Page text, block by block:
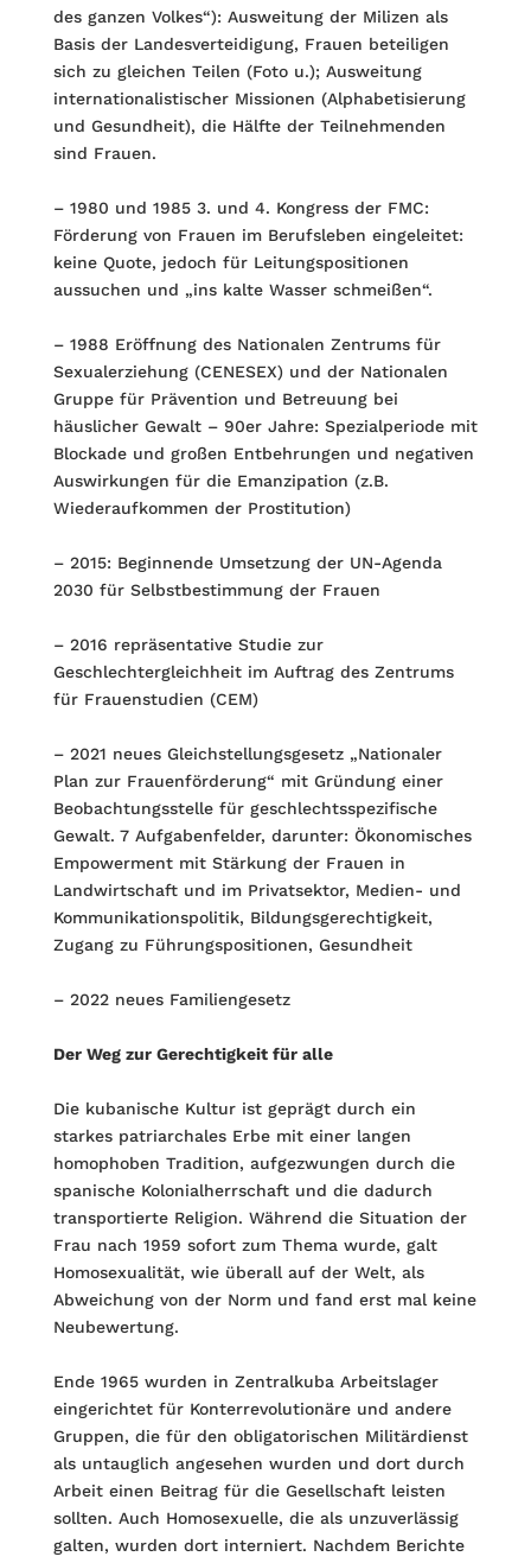
des ganzen Volkes“): Ausweitung der Milizen als
Basis der Landesverteidigung, Frauen beteiligen
sich zu gleichen Teilen (Foto u.); Ausweitung
internationalistischer Missionen (Alphabetisierung
und Gesundheit), die Hälfte der Teilnehmenden
sind Frauen.
– 1980 und 1985 3. und 4. Kongress der FMC:
Förderung von Frauen im Berufsleben eingeleitet:
keine Quote, jedoch für Leitungspositionen
aussuchen und „ins kalte Wasser schmeißen“.
– 1988 Eröffnung des Nationalen Zentrums für
Sexualerziehung (CENESEX) und der Nationalen
Gruppe für Prävention und Betreuung bei
häuslicher Gewalt – 90er Jahre: Spezialperiode mit
Blockade und großen Entbehrungen und negativen
Auswirkungen für die Emanzipation (z.B.
Wiederaufkommen der Prostitution)
– 2015: Beginnende Umsetzung der UN-Agenda
2030 für Selbstbestimmung der Frauen
– 2016 repräsentative Studie zur
Geschlechtergleichheit im Auftrag des Zentrums
für Frauenstudien (CEM)
– 2021 neues Gleichstellungsgesetz „Nationaler
Plan zur Frauenförderung“ mit Gründung einer
Beobachtungsstelle für geschlechtsspezifische
Gewalt. 7 Aufgabenfelder, darunter: Ökonomisches
Empowerment mit Stärkung der Frauen in
Landwirtschaft und im Privatsektor, Medien- und
Kommunikationspolitik, Bildungsgerechtigkeit,
Zugang zu Führungspositionen, Gesundheit
– 2022 neues Familiengesetz
Der Weg zur Gerechtigkeit für alle
Die kubanische Kultur ist geprägt durch ein
starkes patriarchales Erbe mit einer langen
homophoben Tradition, aufgezwungen durch die
spanische Kolonialherrschaft und die dadurch
transportierte Religion. Während die Situation der
Frau nach 1959 sofort zum Thema wurde, galt
Homosexualität, wie überall auf der Welt, als
Abweichung von der Norm und fand erst mal keine
Neubewertung.
Ende 1965 wurden in Zentralkuba Arbeitslager
eingerichtet für Konterrevolutionäre und andere
Gruppen, die für den obligatorischen Militärdienst
als untauglich angesehen wurden und dort durch
Arbeit einen Beitrag für die Gesellschaft leisten
sollten. Auch Homosexuelle, die als unzuverlässig
galten, wurden dort interniert. Nachdem Berichte